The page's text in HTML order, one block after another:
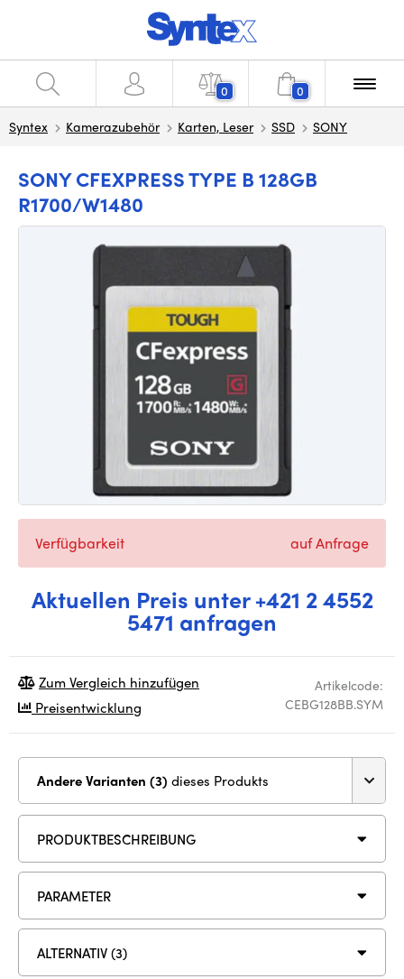
0 0
Syntex Kamerazubehör Karten, Leser SSD SONY
SONY CFEXPRESS TYPE B 128GB
R1700/W1480
Aktuellen Preis unter +421 2 4552
5471 anfragen
Verfügbarkeit auf Anfrage
Artikelcode:
CEBG128BB.SYM
Zum Vergleich hinzufügen
Preisentwicklung
Andere Varianten (3) dieses Produkts
PRODUKTBESCHREIBUNG
PARAMETER
ALTERNATIV (3)